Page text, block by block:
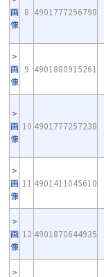
画
像
8 4901777256798
画
像
9 4901880915261
画
像
10 4901777257238
画
像
11 4901411045610
画
像
12 4901870644935